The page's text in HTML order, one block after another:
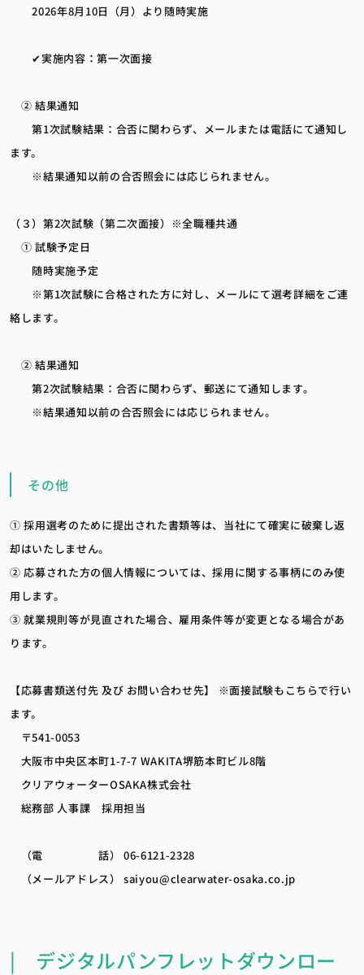
2026年8月10日（月）より随時実施
✔実施内容：第一次面接
② 結果通知
第1次試験結果：合否に関わらず、メールまたは電話にて通知し
ます。
※結果通知以前の合否照会には応じられません。
（３）第2次試験（第二次面接）※全職種共通
① 試験予定日
随時実施予定
※第1次試験に合格された方に対し、メールにて選考詳細をご連
絡します。
② 結果通知
第2次試験結果：合否に関わらず、郵送にて通知します。
※結果通知以前の合否照会には応じられません。
その他
① 採用選考のために提出された書類等は、当社にて確実に破棄し返
却はいたしません。
② 応募された方の個人情報については、採用に関する事柄にのみ使
用します。
③ 就業規則等が見直された場合、雇用条件等が変更となる場合があ
ります。
【応募書類送付先 及び お問い合わせ先】 ※面接試験もこちらで行い
ます。
〒541-0053
大阪市中央区本町1-7-7 WAKITA堺筋本町ビル8階
クリアウォーターOSAKA株式会社
総務部 人事課 採用担当
（電 話） 06-6121-2328
（メールアドレス） saiyou@clearwater-osaka.co.jp
| デジタルパンフレットダウンロー